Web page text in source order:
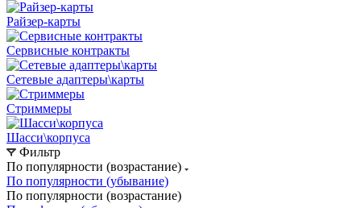
Райзер-карты
Сервисные контракты
Сетевые адаптеры\карты
Стриммеры
Шасси\корпуса
Фильтр
По популярности (возрастание)
По популярности (убывание)
По популярности (возрастание)